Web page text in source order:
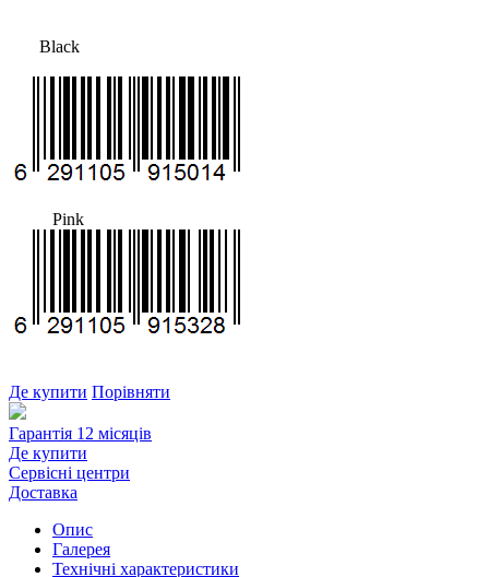
Black
Pink
Де купити Порівняти
Гарантія 12 місяців
Де купити
Сервісні центри
Доставка
Опис
Галерея
Технічні характеристики